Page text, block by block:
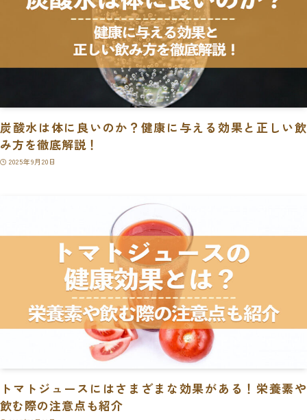
炭酸水は体に良いのか？健康に与える効果と正しい飲
み方を徹底解説！
2025年9月20日
トマトジュースにはさまざまな効果がある！栄養素や
飲む際の注意点も紹介